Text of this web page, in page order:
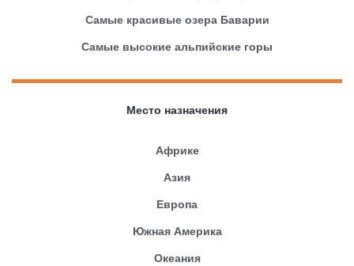
Самые красивые озера Баварии
Самые высокие альпийские горы
Место назначения
Африке
Азия
Европа
Южная Америка
Океания